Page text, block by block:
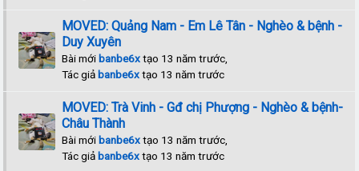
MOVED: Quảng Nam - Em Lê Tân - Nghèo & bệnh -
Duy Xuyên
Bài mới banbe6xtạo 13 năm trước,
Tác giả banbe6xtạo 13 năm trước
MOVED: Trà Vinh - Gđ chị Phượng - Nghèo & bệnh-
Châu Thành
Bài mới banbe6xtạo 13 năm trước,
Tác giả banbe6xtạo 13 năm trước